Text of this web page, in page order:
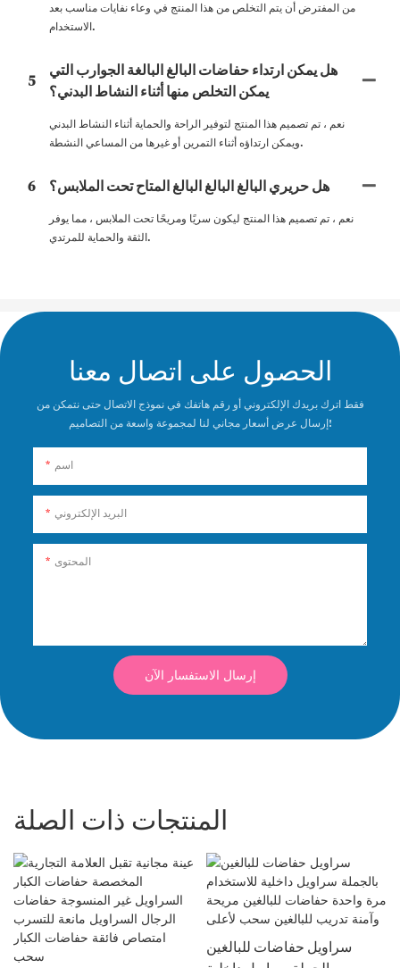
من المفترض أن يتم التخلص من هذا المنتج في وعاء نفايات مناسب بعد
الاستخدام.
5
هل يمكن ارتداء حفاضات البالغ البالغة الجوارب التي
يمكن التخلص منها أثناء النشاط البدني؟
نعم ، تم تصميم هذا المنتج لتوفير الراحة والحماية أثناء النشاط البدني
ويمكن ارتداؤه أثناء التمرين أو غيرها من المساعي النشطة.
6 هل حريري البالغ البالغ البالغ المتاح تحت الملابس؟
نعم ، تم تصميم هذا المنتج ليكون سريًا ومريحًا تحت الملابس ، مما يوفر
الثقة والحماية للمرتدي.
الحصول على اتصال معنا
فقط اترك بريدك الإلكتروني أو رقم هاتفك في نموذج الاتصال حتى نتمكن من
إرسال عرض أسعار مجاني لنا لمجموعة واسعة من التصاميم!
اسم
البريد الإلكتروني
المحتوى
إرسال الاستفسار الآن
المنتجات ذات الصلة
سراويل حفاضات للبالغين